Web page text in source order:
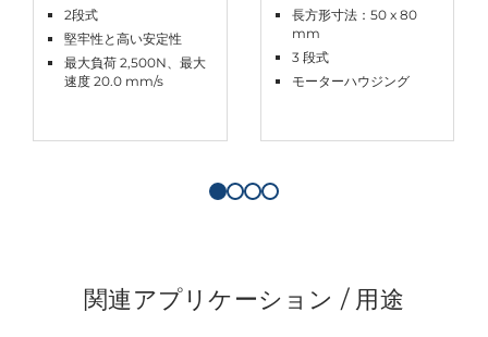
2段式
堅牢性と高い安定性
最大負荷 2,500N、最大
速度 20.0 mm/s
長方形寸法：50 x 80
mm
3 段式
モーターハウジング
関連アプリケーション / 用途